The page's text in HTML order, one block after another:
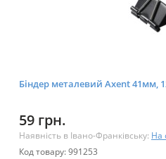
Біндер металевий Axent 41мм,
59 грн.
Наявність в Івано-Франківську: На
Код товару: 991253